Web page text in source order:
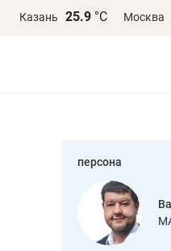
Казань 25.9 °С Москва
персона
Василь Мазитов